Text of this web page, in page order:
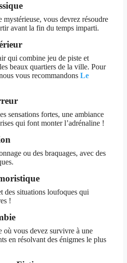
mystérieuse, vous devrez résoudre
avant la fin du temps imparti.
qui combine jeu de piste et
beaux quartiers de la ville. Pour
vous recommandons Le
sensations fortes, une ambiance
qui font monter l’adrénaline !
ou des braquages, avec des
des situations loufoques qui
!
où vous devez survivre à une
en résolvant des énigmes le plus